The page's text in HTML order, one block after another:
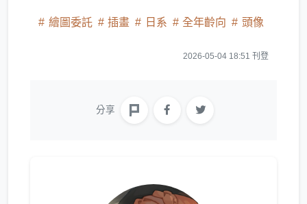
繪圖委託 插畫 日系 全年齡向 頭像
2026-05-04 18:51 刊登
分享